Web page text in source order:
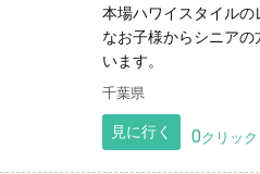
本場ハワイスタイルの
なお子様からシニア
います。
千葉県
見に行く 0クリック